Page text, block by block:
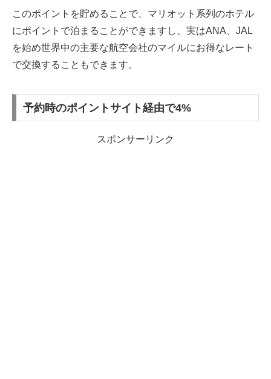
このポイントを貯めることで、マリオット系列のホテル
にポイントで泊まることができますし、実はANA、JAL
を始め世界中の主要な航空会社のマイルにお得なレート
で交換することもできます。
予約時のポイントサイト経由で4%
スポンサーリンク